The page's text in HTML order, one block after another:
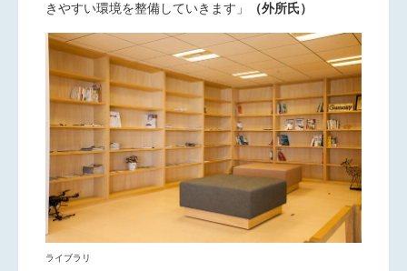
きやすい環境を整備していきます」
（外所氏）
ライブラリ